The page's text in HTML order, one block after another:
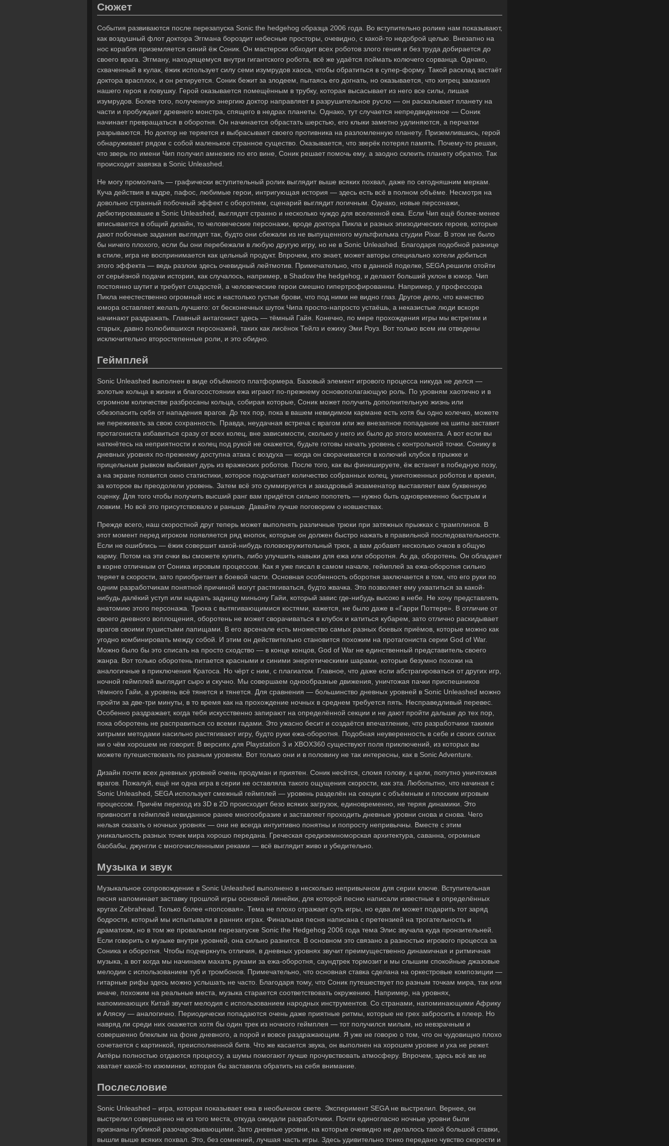
Сюжет
События развиваются после перезапуска Sonic the hedgehog образца 2006 года. Во вступительно ролике нам показывают,
как воздушный флот доктора Эггмана бороздит небесные просторы, очевидно, с какой-то недоброй целью. Внезапно на
нос корабля приземляется синий ёж Соник. Он мастерски обходит всех роботов злого гения и без труда добирается до
своего врага. Эггману, находящемуся внутри гигантского робота, всё же удаётся поймать колючего сорванца. Однако,
схваченный в кулак, ёжик использует силу семи изумрудов хаоса, чтобы обратиться в супер-форму. Такой расклад застаёт
доктора врасплох, и он ретируется. Соник бежит за злодеем, пытаясь его догнать, но оказывается, что хитрец заманил
нашего героя в ловушку. Герой оказывается помещённым в трубку, которая высасывает из него все силы, лишая
изумрудов. Более того, полученную энергию доктор направляет в разрушительное русло — он раскалывает планету на
части и пробуждает древнего монстра, спящего в недрах планеты. Однако, тут случается непредвиденное — Соник
начинает превращаться в оборотня. Он начинается обрастать шерстью, его клыки заметно удлиняются, а перчатки
разрываются. Но доктор не теряется и выбрасывает своего противника на разломленную планету. Приземлившись, герой
обнаруживает рядом с собой маленькое странное существо. Оказывается, что зверёк потерял память. Почему-то решая,
что зверь по имени Чип получил амнезию по его вине, Соник решает помочь ему, а заодно склеить планету обратно. Так
происходит завязка в Sonic Unleashed.
Не могу промолчать — графически вступительный ролик выглядит выше всяких похвал, даже по сегодняшним меркам.
Куча действия в кадре, пафос, любимые герои, интригующая история — здесь есть всё в полном объёме. Несмотря на
довольно странный побочный эффект с оборотнем, сценарий выглядит логичным. Однако, новые персонажи,
дебютировавшие в Sonic Unleashed, выглядят странно и несколько чуждо для вселенной ежа. Если Чип ещё более-менее
вписывается в общий дизайн, то человеческие персонажи, вроде доктора Пикла и разных эпизодических героев, которые
дают побочные задания выглядят так, будто они сбежали из не выпущенного мультфильма студии Pixar. В этом не было
бы ничего плохого, если бы они перебежали в любую другую игру, но не в Sonic Unleashed. Благодаря подобной разнице
в стиле, игра не воспринимается как цельный продукт. Впрочем, кто знает, может авторы специально хотели добиться
этого эффекта — ведь разлом здесь очевидный лейтмотив. Примечательно, что в данной поделке, SEGA решили отойти
от серьёзной подачи истории, как случалось, например, в Shadow the hedgehog, и делают больший уклон в юмор. Чип
постоянно шутит и требует сладостей, а человеческие герои смешно гипертрофированны. Например, у профессора
Пикла неестественно огромный нос и настолько густые брови, что под ними не видно глаз. Другое дело, что качество
юмора оставляет желать лучшего: от бесконечных шуток Чипа просто-напросто устаёшь, а неказистые люди вскоре
начинают раздражать. Главный антагонист здесь — тёмный Гайя. Конечно, по мере прохождения игры мы встретим и
старых, давно полюбившихся персонажей, таких как лисёнок Тейлз и ежиху Эми Роуз. Вот только всем им отведены
исключительно второстепенные роли, и это обидно.
Геймплей
Sonic Unleashed выполнен в виде объёмного платформера. Базовый элемент игрового процесса никуда не делся —
золотые кольца в жизни и благосостоянии ежа играют по-прежнему основополагающую роль. По уровням хаотично и в
огромном количестве разбросаны кольца, собирая которые, Соник может получить дополнительную жизнь или
обезопасить себя от нападения врагов. До тех пор, пока в вашем невидимом кармане есть хотя бы одно колечко, можете
не переживать за свою сохранность. Правда, неудачная встреча с врагом или же внезапное попадание на шипы заставит
протагониста избавиться сразу от всех колец, вне зависимости, сколько у него их было до этого момента. А вот если вы
наткнётесь на неприятности и колец под рукой не окажется, будьте готовы начать уровень с контрольной точки. Сонику в
дневных уровнях по-прежнему доступна атака с воздуха — когда он сворачивается в колючий клубок в прыжке и
прицельным рывком выбивает дурь из вражеских роботов. После того, как вы финишируете, ёж встанет в победную позу,
а на экране появится окно статистики, которое подсчитает количество собранных колец, уничтоженных роботов и время,
за которое вы преодолели уровень. Затем всё это суммируется и закадровый экзаменатор выставляет вам буквенную
оценку. Для того чтобы получить высший ранг вам придётся сильно попотеть — нужно быть одновременно быстрым и
ловким. Но всё это присутствовало и раньше. Давайте лучше поговорим о новшествах.
Прежде всего, наш скоростной друг теперь может выполнять различные трюки при затяжных прыжках с трамплинов. В
этот момент перед игроком появляется ряд кнопок, которые он должен быстро нажать в правильной последовательности.
Если не ошиблись — ёжик совершит какой-нибудь головокружительный трюк, а вам добавят несколько очков в общую
карму. Потом на эти очки вы сможете купить, либо улучшить навыки для ежа или оборотня. Ах да, оборотень. Он обладает
в корне отличным от Соника игровым процессом. Как я уже писал в самом начале, геймплей за ежа-оборотня сильно
теряет в скорости, зато приобретает в боевой части. Основная особенность оборотня заключается в том, что его руки по
одним разработчикам понятной причиной могут растягиваться, будто жвачка. Это позволяет ему ухватиться за какой-
нибудь далёкий уступ или надрать задницу миньону Гайи, который завис где-нибудь высоко в небе. Не хочу представлять
анатомию этого персонажа. Трюка с вытягивающимися костями, кажется, не было даже в «Гарри Поттере». В отличие от
своего дневного воплощения, оборотень не может сворачиваться в клубок и катиться кубарем, зато отлично раскидывает
врагов своими пушистыми лапищами. В его арсенале есть множество самых разных боевых приёмов, которые можно как
угодно комбинировать между собой. И этим он действительно становится похожим на протагониста серии God of War.
Можно было бы это списать на просто сходство — в конце концов, God of War не единственный представитель своего
жанра. Вот только оборотень питается красными и синими энергетическими шарами, которые безумно похожи на
аналогичные в приключения Кратоса. Но чёрт с ним, с плагиатом. Главное, что даже если абстрагироваться от других игр,
ночной геймплей выглядит сыро и скучно. Мы совершаем однообразные движения, уничтожая пачки приспешников
тёмного Гайи, а уровень всё тянется и тянется. Для сравнения — большинство дневных уровней в Sonic Unleashed можно
пройти за две-три минуты, в то время как на прохождение ночных в среднем требуется пять. Несправедливый перевес.
Особенно раздражает, когда тебя искусственно запирают на определённой секции и не дают пройти дальше до тех пор,
пока оборотень не расправиться со всеми гадами. Это ужасно бесит и создаётся впечатление, что разработчики такими
хитрыми методами насильно растягивают игру, будто руки ежа-оборотня. Подобная неуверенность в себе и своих силах
ни о чём хорошем не говорит. В версиях для Playstation 3 и XBOX360 существуют поля приключений, из которых вы
можете путешествовать по разным уровням. Вот только они и в половину не так интересны, как в Sonic Adventure.
Дизайн почти всех дневных уровней очень продуман и приятен. Соник несётся, сломя голову, к цели, попутно уничтожая
врагов. Пожалуй, ещё ни одна игра в серии не оставляла такого ощущения скорости, как эта. Любопытно, что начиная с
Sonic Unleashed, SEGA использует смежный геймплей — уровень разделён на секции с объёмным и плоским игровым
процессом. Причём переход из 3D в 2D происходит безо всяких загрузок, единовременно, не теряя динамики. Это
привносит в геймплей невиданное ранее многообразие и заставляет проходить дневные уровни снова и снова. Чего
нельзя сказать о ночных уровнях — они не всегда интуитивно понятны и попросту непривычны. Вместе с этим
уникальность разных точек мира хорошо передана. Греческая средиземноморская архитектура, саванна, огромные
баобабы, джунгли с многочисленными реками — всё выглядит живо и убедительно.
Музыка и звук
Музыкальное сопровождение в Sonic Unleashed выполнено в несколько непривычном для серии ключе. Вступительная
песня напоминает заставку прошлой игры основной линейки, для которой песню написали известные в определённых
кругах Zebrahead. Только более «попсовая». Тема не плохо отражает суть игры, но едва ли может подарить тот заряд
бодрости, который мы испытывали в ранних играх. Финальная песня написана с претензией на трогательность и
драматизм, но в том же провальном перезапуске Sonic the Hedgehog 2006 года тема Элис звучала куда пронзительней.
Если говорить о музыке внутри уровней, она сильно разнится. В основном это связано а разностью игрового процесса за
Соника и оборотня. Чтобы подчеркнуть отличия, в дневных уровнях звучит преимущественно динамичная и ритмичная
музыка, а вот когда мы начинаем махать руками за ежа-оборотня, саундтрек тормозит и мы слышим спокойные джазовые
мелодии с использованием туб и тромбонов. Примечательно, что основная ставка сделана на оркестровые композиции —
гитарные рифы здесь можно услышать не часто. Благодаря тому, что Соник путешествует по разным точкам мира, так или
иначе, похожим на реальные места, музыка старается соответствовать окружению. Например, на уровнях,
напоминающих Китай звучит мелодия с использованием народных инструментов. Со странами, напоминающими Африку
и Аляску — аналогично. Периодически попадаются очень даже приятные ритмы, которые не грех забросить в плеер. Но
навряд ли среди них окажется хотя бы один трек из ночного геймплея — тот получился милым, но невзрачным и
совершенно блеклым на фоне дневного, а порой и вовсе раздражающим. Я уже не говорю о том, что он чудовищно плохо
сочетается с картинкой, преисполненной битв. Что же касается звука, он выполнен на хорошем уровне и уха не режет.
Актёры полностью отдаются процессу, а шумы помогают лучше прочувствовать атмосферу. Впрочем, здесь всё же не
хватает какой-то изюминки, которая бы заставила обратить на себя внимание.
Послесловие
Sonic Unleashed – игра, которая показывает ежа в необычном свете. Эксперимент SEGA не выстрелил. Вернее, он
выстрелил совершенно не из того места, откуда ожидали разработчики. Почти единогласно ночные уровни были
признаны публикой разочаровывающими. Зато дневные уровни, на которые очевидно не делалось такой большой ставки,
вышли выше всяких похвал. Это, без сомнений, лучшая часть игры. Здесь удивительно тонко передано чувство скорости и